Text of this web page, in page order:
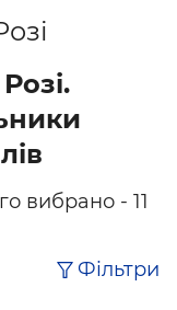
вибрано - 11
Фільтри